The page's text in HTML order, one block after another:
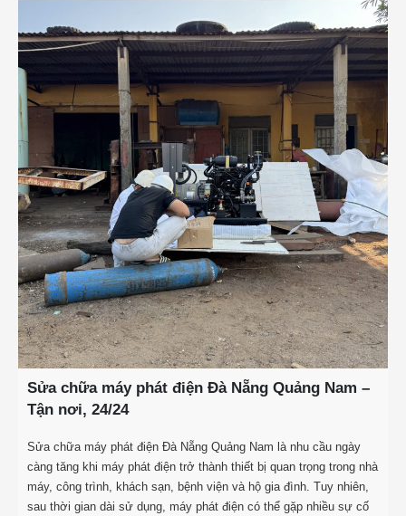
Sửa chữa máy phát điện Đà Nẵng Quảng Nam –
Tận nơi, 24/24
Sửa chữa máy phát điện Đà Nẵng Quảng Nam là nhu cầu ngày
càng tăng khi máy phát điện trở thành thiết bị quan trọng trong nhà
máy, công trình, khách sạn, bệnh viện và hộ gia đình. Tuy nhiên,
sau thời gian dài sử dụng, máy phát điện có thể gặp nhiều sự cố